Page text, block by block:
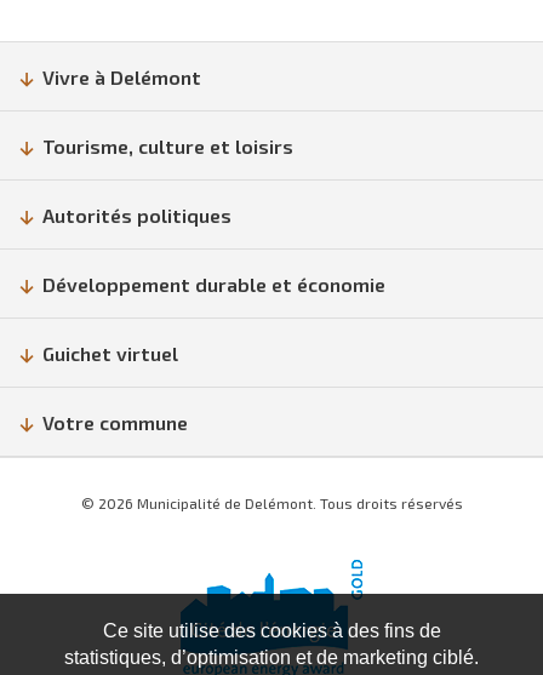
Vivre à Delémont
Tourisme, culture et loisirs
Autorités politiques
Développement durable et économie
Guichet virtuel
Votre commune
© 2026 Municipalité de Delémont. Tous droits réservés
Ce site utilise des cookies à des fins de
statistiques, d’optimisation et de marketing ciblé.